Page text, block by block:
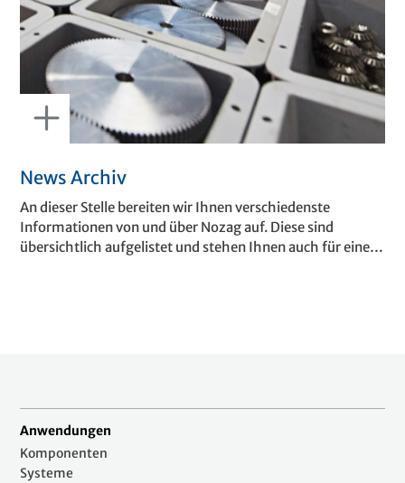
News Archiv
An dieser Stelle bereiten wir Ihnen verschiedenste
Informationen von und über Nozag auf. Diese sind
übersichtlich aufgelistet und stehen Ihnen auch für einen
Anwendungen
Komponenten
Systeme